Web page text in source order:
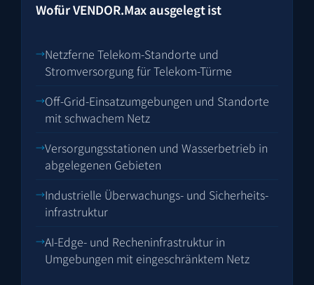
Wofür VENDOR.Max ausgelegt ist
Netzferne Telekom-Standorte und
Stromversorgung für Telekom-Türme
Off-Grid-Einsatzumgebungen und Standorte
mit schwachem Netz
Versorgungs­stationen und Wasser­betrieb in
abgelegenen Gebieten
Industrielle Überwachungs- und Sicherheits­
infrastruktur
AI-Edge- und Rechen­infrastruktur in
Umgebungen mit eingeschränktem Netz